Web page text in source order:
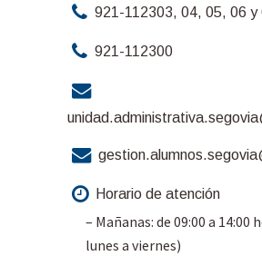
921-112303, 04, 05, 06 y
921-112300
Horario de atención
– Mañanas: de 09:00 a 14:00
lunes a viernes)